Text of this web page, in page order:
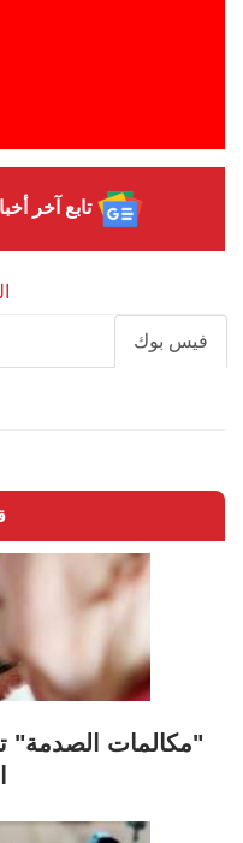
تابع آخر
فيس بوك